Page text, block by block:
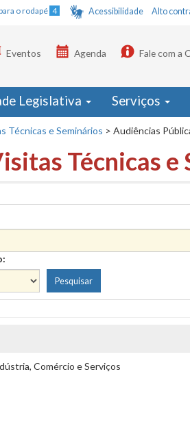
o rodapé 4 Acessibilidade Alto
Eventos Agenda Fale com a
Legislativa Serviços
Técnicas e Seminários > Audiências
Técnicas e
Comércio e Serviços